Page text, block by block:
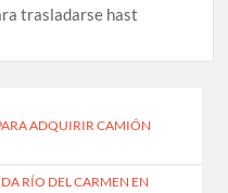
trasladarse hast
ADQUIRIR CAMIÓN
RÍO DEL CARMEN EN